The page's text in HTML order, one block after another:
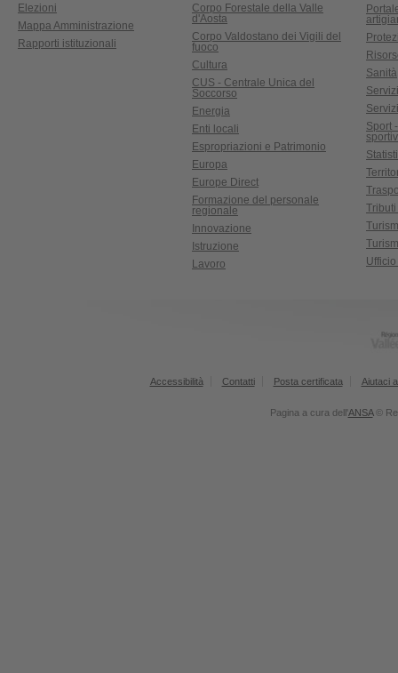
Elezioni
Mappa Amministrazione
Rapporti istituzionali
Corpo Forestale della Valle
d'Aosta
Corpo Valdostano dei Vigili del
fuoco
Cultura
CUS - Centrale Unica del
Soccorso
Energia
Enti locali
Espropriazioni e Patrimonio
Europa
Europe Direct
Formazione del personale
regionale
Innovazione
Istruzione
Lavoro
Sanità
Sport
Accessibilità Contatti Posta certificata Aiutaci
Pagina a cura dell'ANSA©